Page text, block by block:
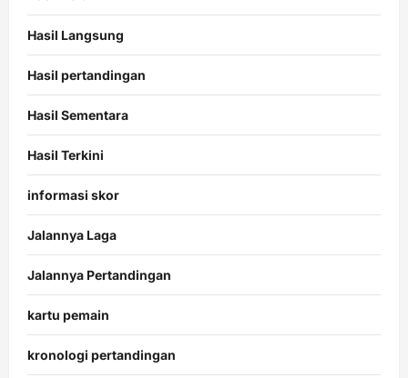
Hasil Langsung
Hasil pertandingan
Hasil Sementara
Hasil Terkini
informasi skor
Jalannya Laga
Jalannya Pertandingan
kartu pemain
kronologi pertandingan